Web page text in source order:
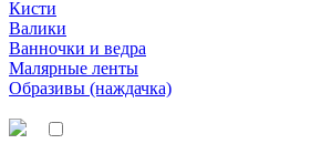
Кисти
Валики
Ванночки и ведра
Малярные ленты
Образивы (наждачка)